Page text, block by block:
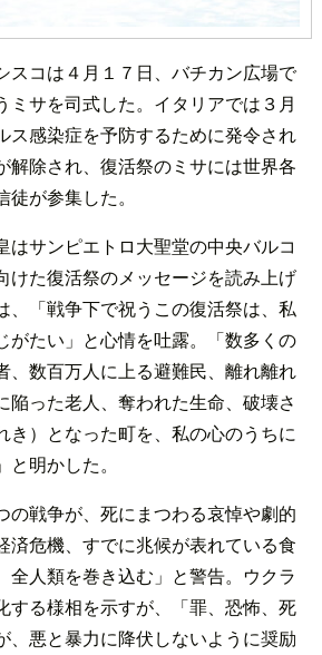
スコは４月１７日、バチカン広場で
ミサを司式した。イタリアでは３月
ス感染症を予防するために発令され
解除され、復活祭のミサには世界各
が参集した。
はサンピエトロ大聖堂の中央バルコ
けた復活祭のメッセージを読み上げ
、「戦争下で祝うこの復活祭は、私
がたい」と心情を吐露。「数多くの
、数百万人に上る避難民、離れ離れ
陥った老人、奪われた生命、破壊さ
き）となった町を、私の心のうちに
明かした。
の戦争が、死にまつわる哀悼や劇的
済危機、すでに兆候が表れている食
全人類を巻き込む」と警告。ウクラ
する様相を示すが、「罪、恐怖、死
、悪と暴力に降伏しないように奨励